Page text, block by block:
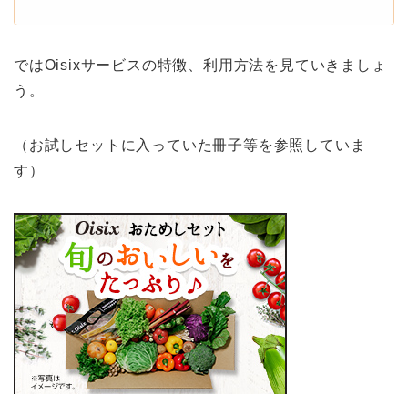
ではOisixサービスの特徴、利用方法を見ていきましょ
う。
（お試しセットに入っていた冊子等を参照していま
す）